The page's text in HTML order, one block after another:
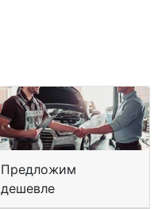
Предложим
дешевле